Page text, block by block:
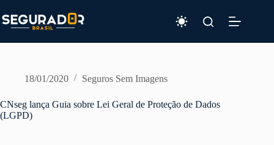
para
o
18/01/2020 Seguros Sem Imagens
CNseg lança Guia sobre Lei Geral de Proteção de Dados
(LGPD)